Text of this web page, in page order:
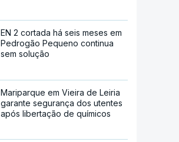
EN 2 cortada há seis meses em
Pedrogão Pequeno continua
sem solução
Mariparque em Vieira de Leiria
garante segurança dos utentes
após libertação de químicos